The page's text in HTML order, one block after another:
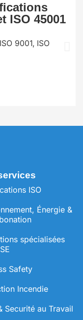
ISO 45001
9001, ISO
ISO
Énergie &
spécialisées
Safety
Incendie
Securité au Travail